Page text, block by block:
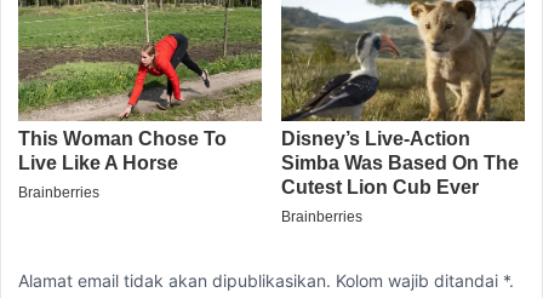
Alamat email tidak akan dipublikasikan. Kolom wajib ditandai *.